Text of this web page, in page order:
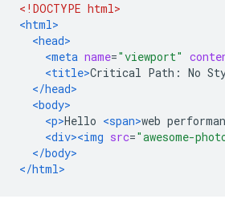
<!DOCTYPE html>
<html>
<head>
<meta name="viewport"
<title>Critical Path: No
</head>
<body>
<p>Hello <span>web
<div><img src="awesome-
</body>
</html>